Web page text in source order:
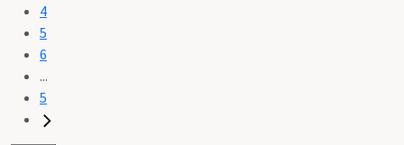
4
5
6
...
5